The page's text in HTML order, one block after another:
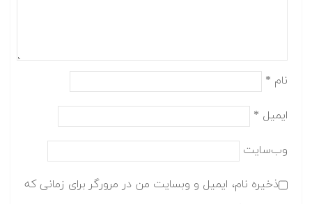
نام *
ایمیل *
وب‌سایت
ذخیره نام، ایمیل و وبسایت من در مرورگر برای زمانی که